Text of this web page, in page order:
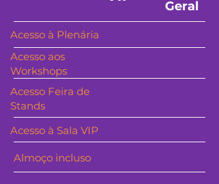
Geral
Acesso à Plenária
Acesso aos
Workshops
Acesso Feira de
Stands
Acesso à Sala VIP
Almoço incluso